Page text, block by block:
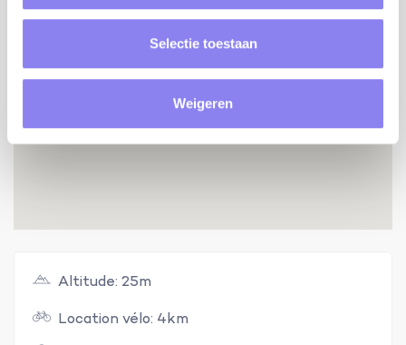
Selectie toestaan
Weigeren
Altitude: 25m
Location vélo: 4km